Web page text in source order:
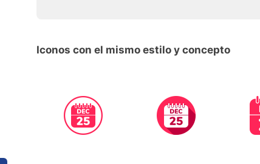
Iconos con el mismo estilo y concepto